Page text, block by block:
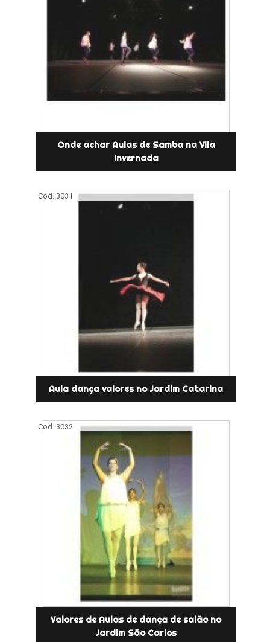
Onde achar Aulas de Samba na Vila
Invernada
Cod.:3031
Aula dança valores no Jardim Catarina
Cod.:3032
Valores de Aulas de dança de salão no
Jardim São Carlos